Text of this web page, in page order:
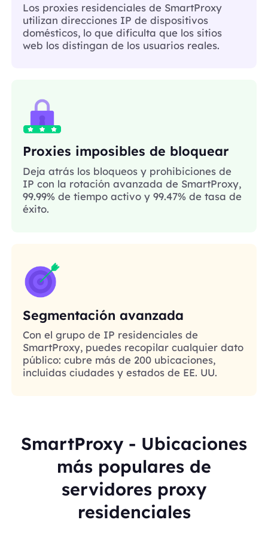
Los proxies residenciales de SmartProxy
utilizan direcciones IP de dispositivos
domésticos, lo que dificulta que los sitios
web los distingan de los usuarios reales.
Proxies imposibles de bloquear
Deja atrás los bloqueos y prohibiciones de
IP con la rotación avanzada de SmartProxy,
99.99% de tiempo activo y 99.47% de tasa de
éxito.
Segmentación avanzada
Con el grupo de IP residenciales de
SmartProxy, puedes recopilar cualquier dato
público: cubre más de 200 ubicaciones,
incluidas ciudades y estados de EE. UU.
SmartProxy - Ubicaciones
más populares de
servidores proxy
residenciales